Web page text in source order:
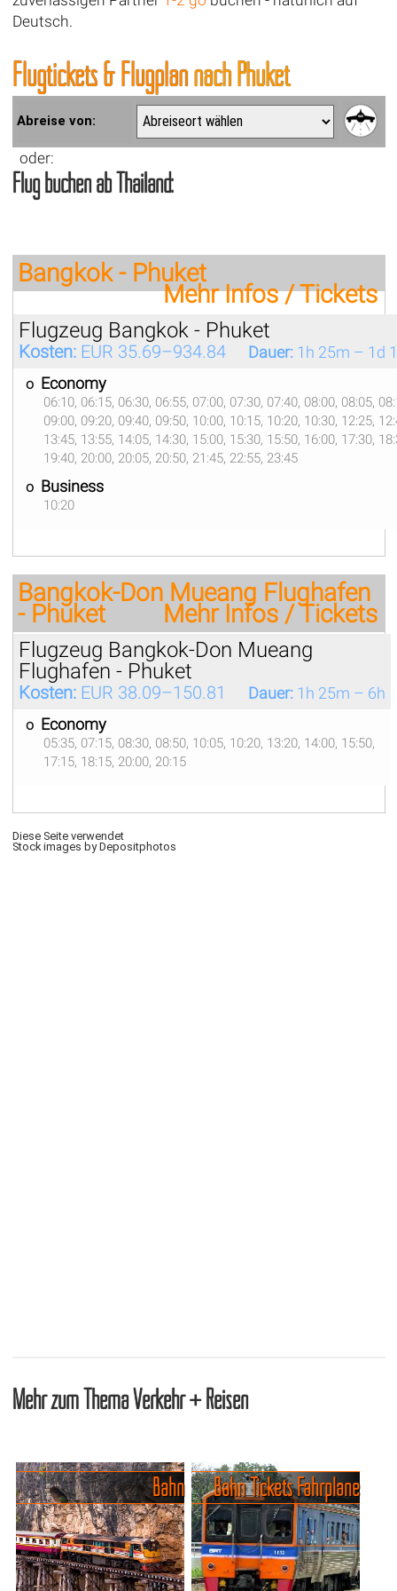
Deutsch.
Flugtickets & Flugplannach Phuket
Abreise von:
oder:
Flug buchen ab Thailand:
Bangkok - Phuket
Mehr Infos / Tickets
Flugzeug Bangkok - Phuket
Kosten:EUR 35.69–934.84 Dauer:1h 25m – 1d
ο Economy
06:10, 06:15, 06:30, 06:55, 07:00, 07:30, 07:40, 08:00, 08:05,
09:00, 09:20, 09:40, 09:50, 10:00, 10:15, 10:20, 10:30, 12:25,
13:45, 13:55, 14:05, 14:30, 15:00, 15:30, 15:50, 16:00, 17:30,
19:40, 20:00, 20:05, 20:50, 21:45, 22:55, 23:45
ο Business
10:20
Bangkok-Don Mueang Flughafen
- Phuket Mehr Infos / Tickets
Flugzeug Bangkok-Don Mueang
Flughafen - Phuket
Kosten:EUR 38.09–150.81 Dauer:1h 25m – 6h
ο Economy
05:35, 07:15, 08:30, 08:50, 10:05, 10:20, 13:20, 14:00, 15:50,
17:15, 18:15, 20:00, 20:15
Diese Seite verwendet
Stock images by Depositphotos
Mehr zum Thema Verkehr + Reisen
Bahn Bahn Tickets Fahrpläne